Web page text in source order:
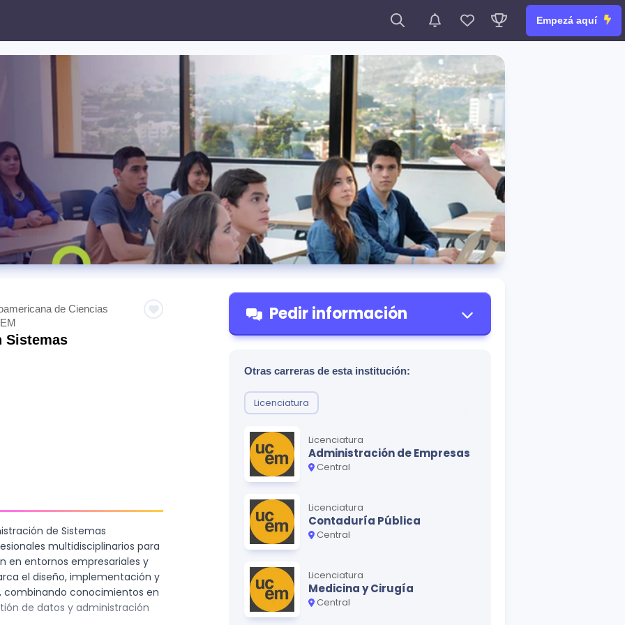
Empezá aquí
de Ciencias
Sistemas
de Sistemas
multidisciplinarios para
en entornos empresariales y
el diseño, implementación y
conocimientos en
de datos y administración
Pedir información
Otras carreras de esta institución:
Licenciatura
Licenciatura
Administración de Empresas
Central
Licenciatura
Contaduría Pública
Central
Licenciatura
Medicina y Cirugía
Central